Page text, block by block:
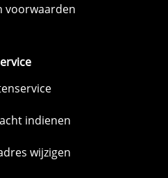
voorwaarden
indienen
wijzigen